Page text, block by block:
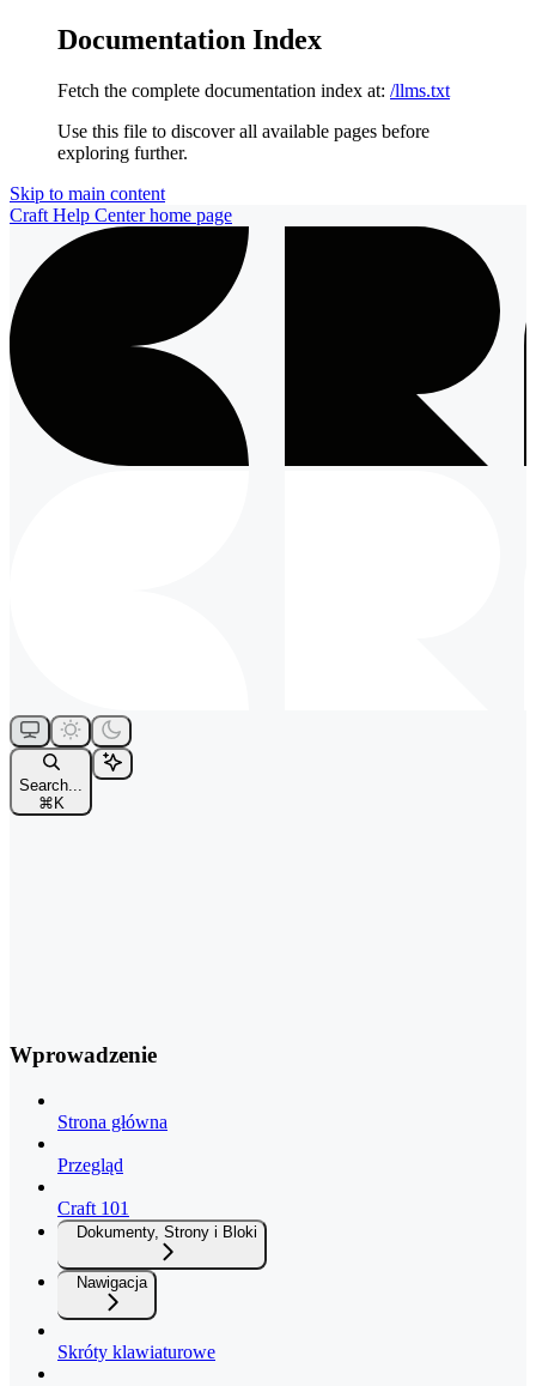
Documentation Index
Fetch the complete documentation index at: /llms.txt
Use this file to discover all available pages before
exploring further.
Skip to main content
Craft Help Centerhome page
Search...
⌘ K
Wprowadzenie
Strona główna
Przegląd
Craft 101
Dokumenty, Strony i Bloki
Nawigacja
Skróty klawiaturowe